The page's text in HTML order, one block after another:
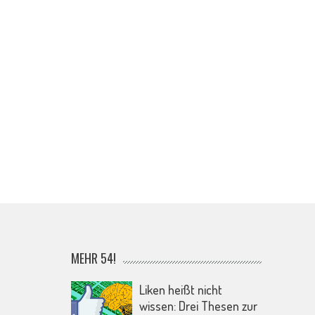
MEHR 54!
Liken heißt nicht
wissen: Drei Thesen zur